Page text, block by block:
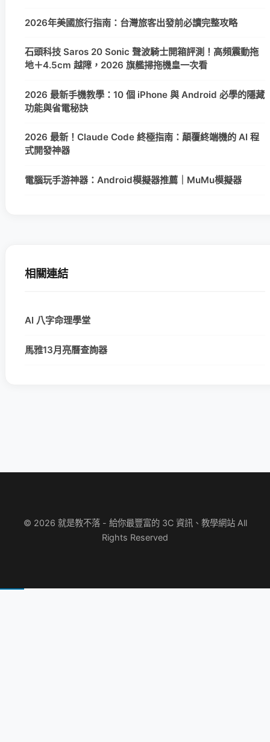
2026年美國旅行指南：台灣旅客出發前必讀完整攻略
石頭科技 Saros 20 Sonic 聲波騎士開箱評測！高頻震動拖
地＋4.5cm 越障，2026 旗艦掃拖機皇一次看
2026 最新手機教學：10 個 iPhone 與 Android 必學的隱藏
功能與省電秘訣
2026 最新！Claude Code 終極指南：顛覆終端機的 AI 程
式開發神器
電腦玩手游神器：Android模擬器推薦｜MuMu模擬器
相關連結
AI 八字命理學堂
馬雅13月亮曆查詢器
© 2026 就是教不落 - 給你最豐富的 3C 資訊、教學網站 All
Rights Reserved